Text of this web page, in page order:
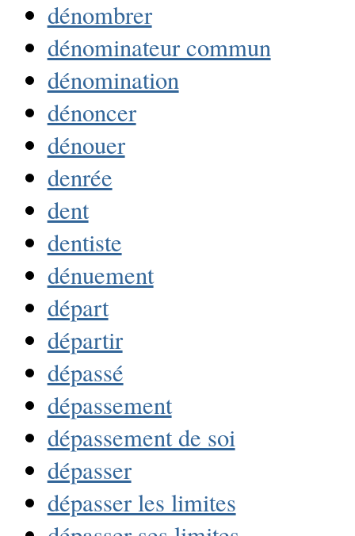
dénombrer
dénominateur commun
dénomination
dénoncer
dénouer
denrée
dent
dentiste
dénuement
départ
départir
dépassé
dépassement
dépassement de soi
dépasser
dépasser les limites